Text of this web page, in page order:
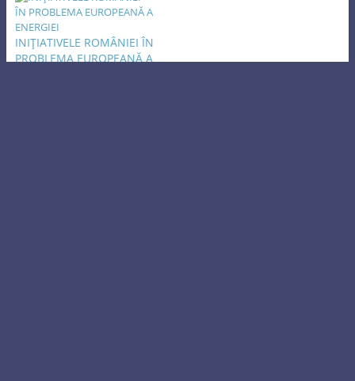
dezvoltat un patern în
INIŢIATIVELE ROMÂNIEI ÎN
PROBLEMA EUROPEANĂ A